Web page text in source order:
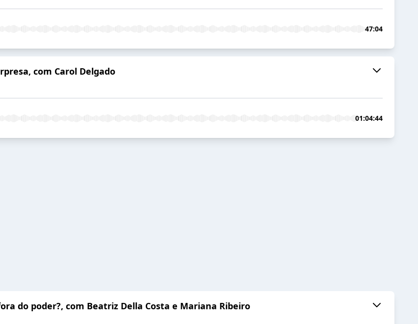
47:04
com Carol Delgado
01:04:44
do poder?, com Beatriz Della Costa e Mariana Ribeiro